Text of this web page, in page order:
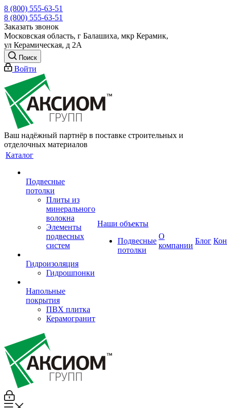
8 (800) 555-63-51
8 (800) 555-63-51
Заказать звонок
Московская область, г Балашиха, мкр Керамик,
ул Керамическая, д 2А
Поиск
Войти
Ваш надёжный партнёр в поставке строительных и
отделочных материалов
Каталог
Подвесные
потолки
Плиты из
минерального
волокна
Элементы
подвесных
систем
Гидроизоляция
Гидрошпонки
Напольные
покрытия
ПВХ плитка
Керамогранит
Наши объекты
Подвесные
потолки
О
компании
Блог